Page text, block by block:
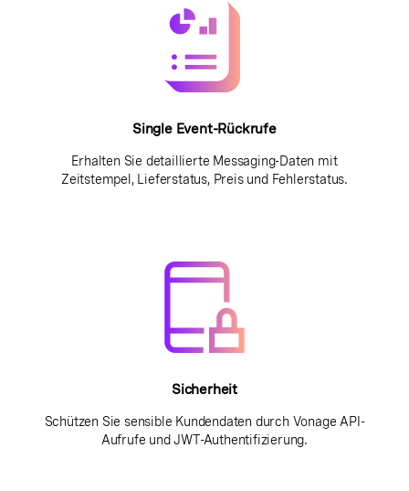
Single Event-Rückrufe
Erhalten Sie detaillierte Messaging-Daten mit
Zeitstempel, Lieferstatus, Preis und Fehlerstatus.
Sicherheit
Schützen Sie sensible Kundendaten durch Vonage API-
Aufrufe und JWT-Authentifizierung.